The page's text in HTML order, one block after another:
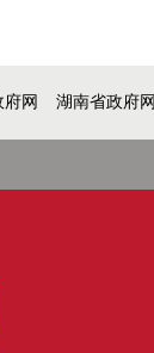
网 湖南省政府